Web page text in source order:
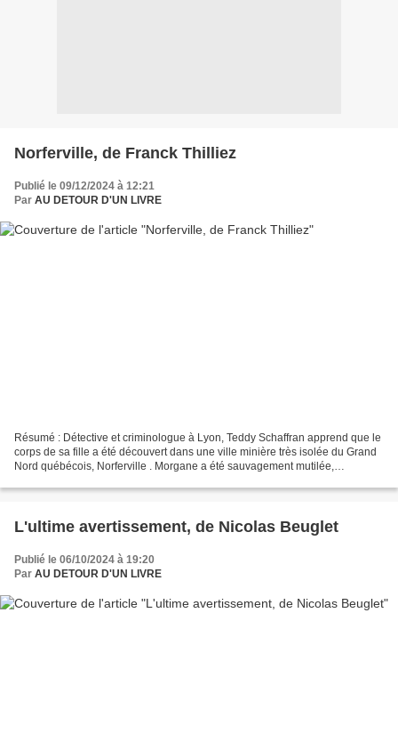
Norferville, de Franck Thilliez
Publié le 09/12/2024 à 12:21
Par AU DETOUR D'UN LIVRE
Résumé : Détective et criminologue à Lyon, Teddy Schaffran apprend que le
corps de sa fille a été découvert dans une ville minière très isolée du Grand
Nord québécois, Norferville . Morgane a été sauvagement mutilée,
L'ultime avertissement, de Nicolas Beuglet
Publié le 06/10/2024 à 19:20
Par AU DETOUR D'UN LIVRE